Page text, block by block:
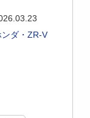
ンダ・ZR-V